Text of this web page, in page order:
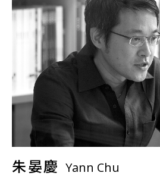
朱晏慶 Yann Chu